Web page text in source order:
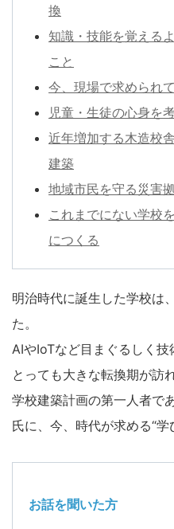
換
知識・技能を覚える
こと
今、現場で求められ
児童・生徒の心身を
近年増加する木造校
建築
地域市民を守る災害
これまでにない学校
につくる
明治時代に誕生した学校は
た。
AIやIoTなど目まぐるしく
とっても大きな転換期が訪
学校建築計画の第一人者で
氏に、今、時代が求める“学
お話を聞いた方